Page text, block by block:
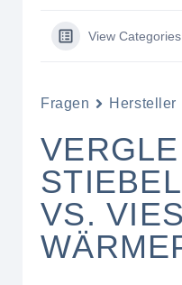
View Categories
Fragen Hersteller
VS.